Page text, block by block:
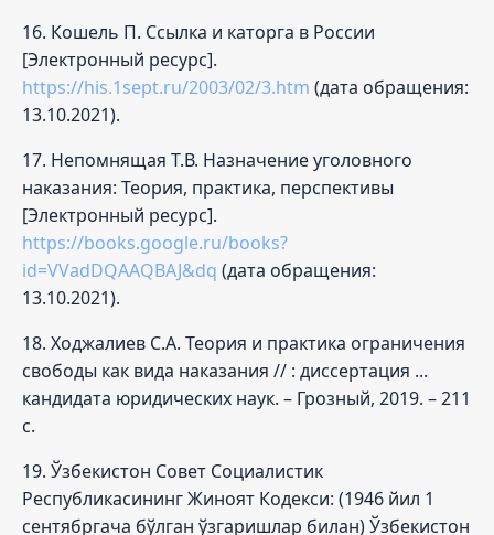
16. Кошель П. Ссылка и каторга в России
[Электронный ресурс].
https://his.1sept.ru/2003/02/3.htm (дата обращения:
13.10.2021).
17. Непомнящая Т.В. Назначение уголовного
наказания: Теория, практика, перспективы
[Электронный ресурс].
https://books.google.ru/books?
id=VVadDQAAQBAJ&dq (дата обращения:
13.10.2021).
18. Ходжалиев С.А. Теория и практика ограничения
свободы как вида наказания // : диссертация ...
кандидата юридических наук. – Грозный, 2019. – 211
с.
19. Ўзбекистон Совет Социалистик
Республикасининг Жиноят Кодекси: (1946 йил 1
сентябргача бўлган ўзгаришлар билан) Ўзбекистон